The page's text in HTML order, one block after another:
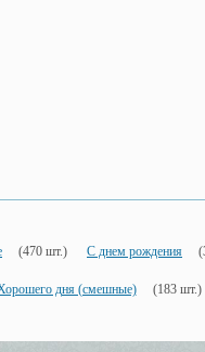
(470 шт.) С днем рождения
дня (смешные) (183 шт.)